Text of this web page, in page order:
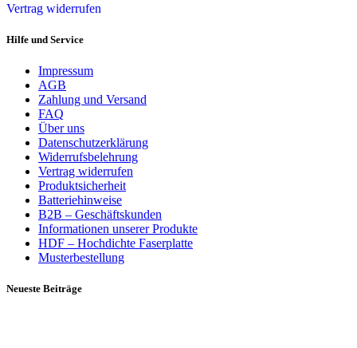
Vertrag widerrufen
Hilfe und Service
Impressum
AGB
Zahlung und Versand
FAQ
Über uns
Datenschutzerklärung
Widerrufsbelehrung
Vertrag widerrufen
Produktsicherheit
Batteriehinweise
B2B – Geschäftskunden
Informationen unserer Produkte
HDF – Hochdichte Faserplatte
Musterbestellung
Neueste Beiträge